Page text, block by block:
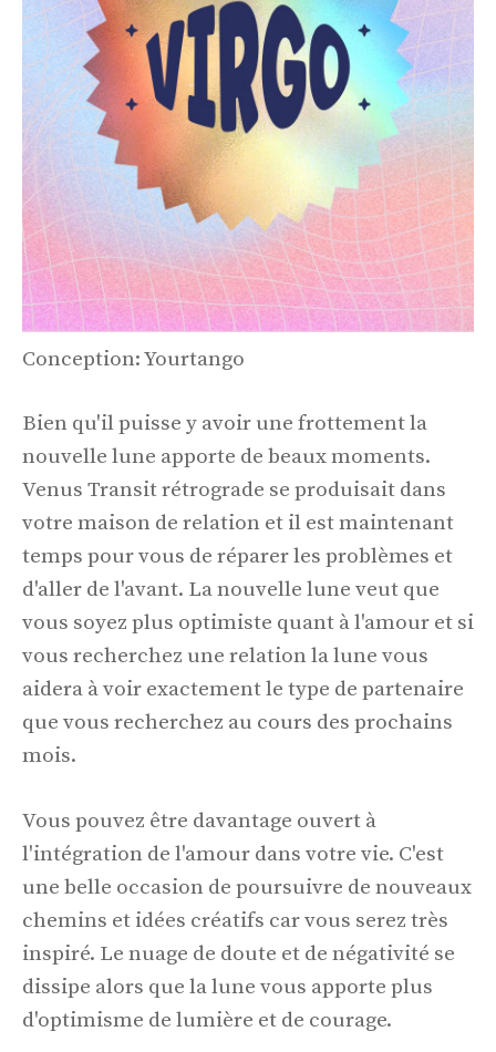
Conception: Yourtango
Bien qu'il puisse y avoir une frottement la
nouvelle lune apporte de beaux moments.
Venus Transit rétrograde se produisait dans
votre maison de relation et il est maintenant
temps pour vous de réparer les problèmes et
d'aller de l'avant. La nouvelle lune veut que
vous soyez plus optimiste quant à l'amour et si
vous recherchez une relation la lune vous
aidera à voir exactement le type de partenaire
que vous recherchez au cours des prochains
mois.
Vous pouvez être davantage ouvert à
l'intégration de l'amour dans votre vie. C'est
une belle occasion de poursuivre de nouveaux
chemins et idées créatifs car vous serez très
inspiré. Le nuage de doute et de négativité se
dissipe alors que la lune vous apporte plus
d'optimisme de lumière et de courage.